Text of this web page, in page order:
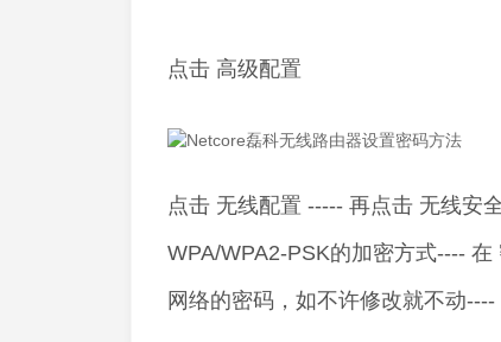
点击 高级配置
点击 无线配置 ----- 再点击 无线安
WPA/WPA2-PSK的加密方式----
网络的密码，如不许修改就不动----